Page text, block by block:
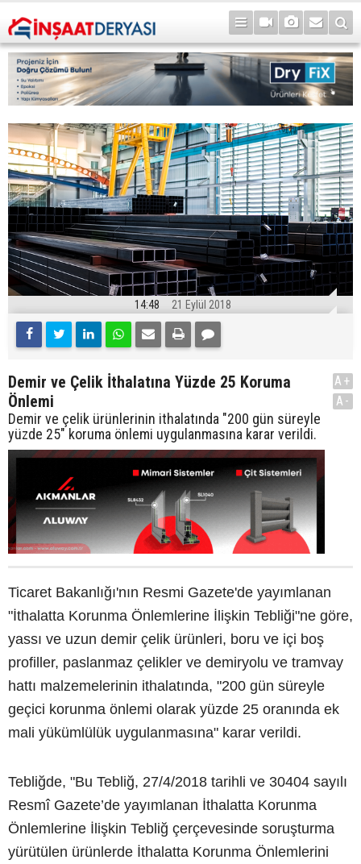
14:48 21 Eylül 2018
Demir ve Çelik İthalatına Yüzde 25 Koruma
Önlemi
Demir ve çelik ürünlerinin ithalatında "200 gün süreyle
yüzde 25" koruma önlemi uygulanmasına karar verildi.
A+
A-
Ticaret Bakanlığı'nın Resmi Gazete'de yayımlanan
"İthalatta Korunma Önlemlerine İlişkin Tebliği"ne göre,
yassı ve uzun demir çelik ürünleri, boru ve içi boş
profiller, paslanmaz çelikler ve demiryolu ve tramvay
hattı malzemelerinin ithalatında, "200 gün süreyle
geçici korunma önlemi olarak yüzde 25 oranında ek
mali yükümlülük uygulanmasına" karar verildi.
Tebliğde, "Bu Tebliğ, 27/4/2018 tarihli ve 30404 sayılı
Resmî Gazete’de yayımlanan İthalatta Korunma
Önlemlerine İlişkin Tebliğ çerçevesinde soruşturma
yürütülen ürünlerde İthalatta Korunma Önlemlerini